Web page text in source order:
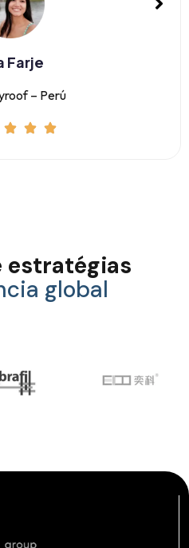
Farje
– Perú
estratégias
global